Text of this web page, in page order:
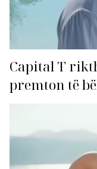
Capital T
premton të